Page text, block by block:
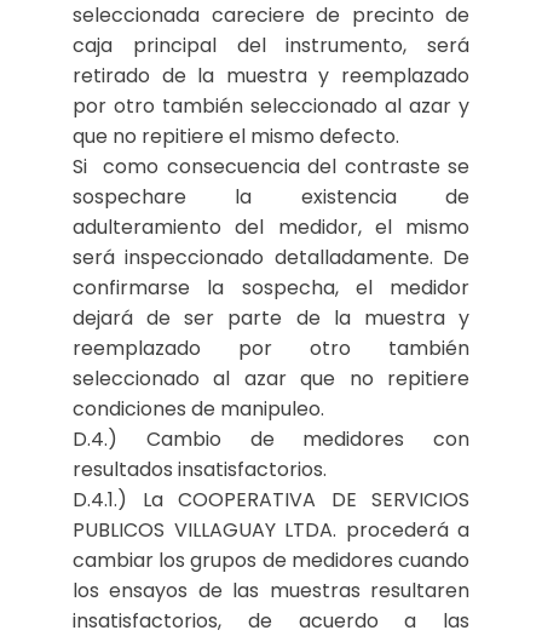
seleccionada careciere de precinto de
caja principal del instrumento, será
retirado de la muestra y reemplazado
por otro también seleccionado al azar y
que no repitiere el mismo defecto.
Si como consecuencia del contraste se
sospechare la existencia de
adulteramiento del medidor, el mismo
será inspeccionado detalladamente. De
confirmarse la sospecha, el medidor
dejará de ser parte de la muestra y
reemplazado por otro también
seleccionado al azar que no repitiere
condiciones de manipuleo.
D.4.) Cambio de medidores con
resultados insatisfactorios.
D.4.1.) La COOPERATIVA DE SERVICIOS
PUBLICOS VILLAGUAY LTDA. procederá a
cambiar los grupos de medidores cuando
los ensayos de las muestras resultaren
insatisfactorios, de acuerdo a las